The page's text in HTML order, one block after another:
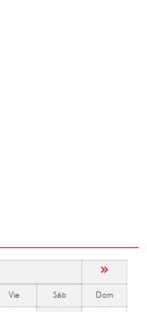
»
Vie Sáb Dom